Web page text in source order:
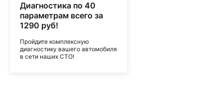
Диагностика по 40
параметрам всего за
1290 руб!
Пройдите комплексную
диагностику вашего автомобиля
в сети наших СТО!